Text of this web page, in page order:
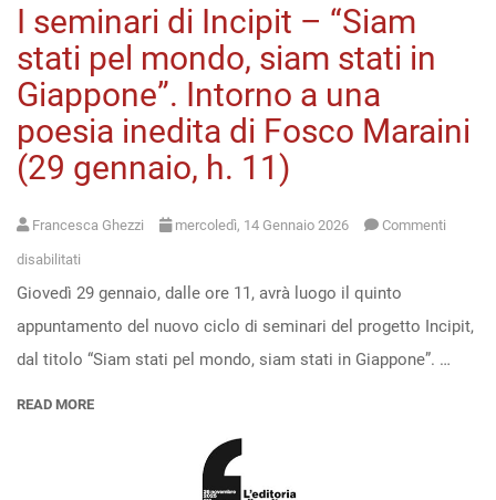
I seminari di Incipit – “Siam
stati pel mondo, siam stati in
Giappone”. Intorno a una
poesia inedita di Fosco Maraini
(29 gennaio, h. 11)
Francesca Ghezzi mercoledì, 14 Gennaio 2026 Commenti
disabilitati
I
seminari
di
Giovedì 29 gennaio, dalle ore 11, avrà luogo il quinto
appuntamento del nuovo ciclo di seminari del progetto Incipit,
dal titolo “Siam stati pel mondo, siam stati in Giappone”. …
READ MORE